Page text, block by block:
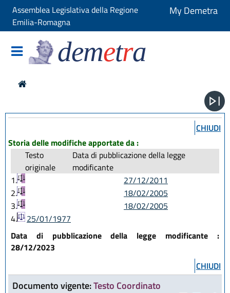
Assemblea Legislativa della Regione
Emilia-Romagna
My Demetra
demetra
CHIUDI
Storia delle modifiche apportate da :
Testo
originale
Data di pubblicazione della legge
modificante
1.
27/12/2011
2.
18/02/2005
3.
18/02/2005
4.
25/01/1977
Data di pubblicazione della legge modificante :
28/12/2023
CHIUDI
Documento vigente:Testo Coordinato